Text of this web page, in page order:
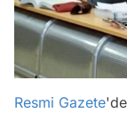
Resmi Gazete